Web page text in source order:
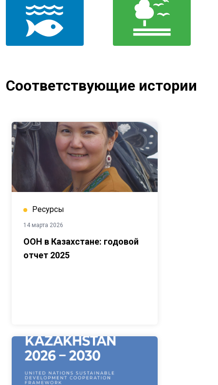
Соответствующие истории
Ресурсы
14 марта 2026
ООН в Казахстане: годовой
отчет 2025